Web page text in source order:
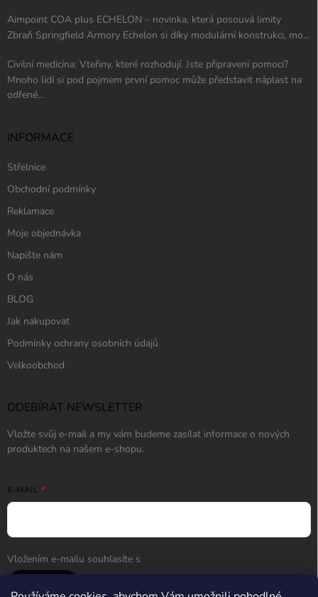
Aimpoint COA plus ECHELON – novinka, která posouvá limity
Zbraň Springfield Armory Echelon si díky modulární konstrukci, mo...
Civilní medicína: Vteřiny, které rozhodují. Jste připraveni pomoci?
Mnoho lidí si pod pojmem první pomoc může představit náplast na
odřené...
INFORMACE
Střelnice
Obchodní podmínky
Reklamace
Moje objednávka
Napište nám
O nás
BLOG
Jak nakupovat
Podmínky ochrany osobních údajů
Velkoobchod
ODEBÍRAT NEWSLETTER
Vložte svůj e-mail a my vám budeme zasílat informace o nových
produktech na našem e-shopu.
E-MAIL
Vložením e-mailu souhlasíte s